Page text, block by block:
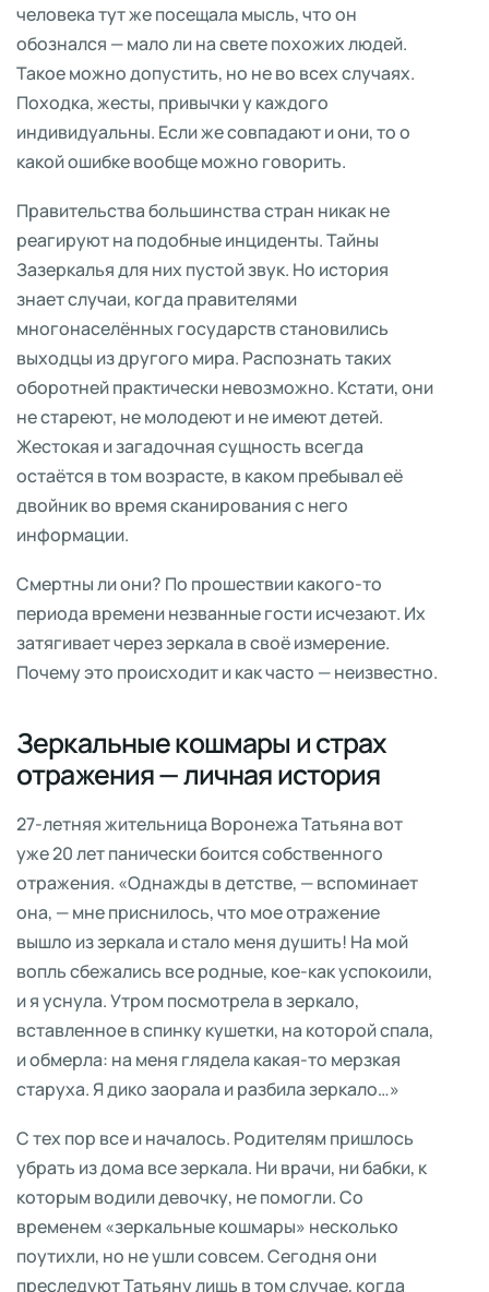
человека тут же посещала мысль, что он
обознался — мало ли на свете похожих людей.
Такое можно допустить, но не во всех случаях.
Походка, жесты, привычки у каждого
индивидуальны. Если же совпадают и они, то о
какой ошибке вообще можно говорить.
Правительства большинства стран никак не
реагируют на подобные инциденты. Тайны
Зазеркалья для них пустой звук. Но история
знает случаи, когда правителями
многонаселённых государств становились
выходцы из другого мира. Распознать таких
оборотней практически невозможно. Кстати, они
не стареют, не молодеют и не имеют детей.
Жестокая и загадочная сущность всегда
остаётся в том возрасте, в каком пребывал её
двойник во время сканирования с него
информации.
Смертны ли они? По прошествии какого-то
периода времени незванные гости исчезают. Их
затягивает через зеркала в своё измерение.
Почему это происходит и как часто — неизвестно.
Зеркальные кошмары и страх
отражения — личная история
27-летняя жительница Воронежа Татьяна вот
уже 20 лет панически боится собственного
отражения. «Однажды в детстве, — вспоминает
она, — мне приснилось, что мое отражение
вышло из зеркала и стало меня душить! На мой
вопль сбежались все родные, кое-как успокоили,
и я уснула. Утром посмотрела в зеркало,
вставленное в спинку кушетки, на которой спала,
и обмерла: на меня глядела какая-то мерзкая
старуха. Я дико заорала и разбила зеркало…»
С тех пор все и началось. Родителям пришлось
убрать из дома все зеркала. Ни врачи, ни бабки, к
которым водили девочку, не помогли. Со
временем «зеркальные кошмары» несколько
поутихли, но не ушли совсем. Сегодня они
преследуют Татьяну лишь в том случае, когда